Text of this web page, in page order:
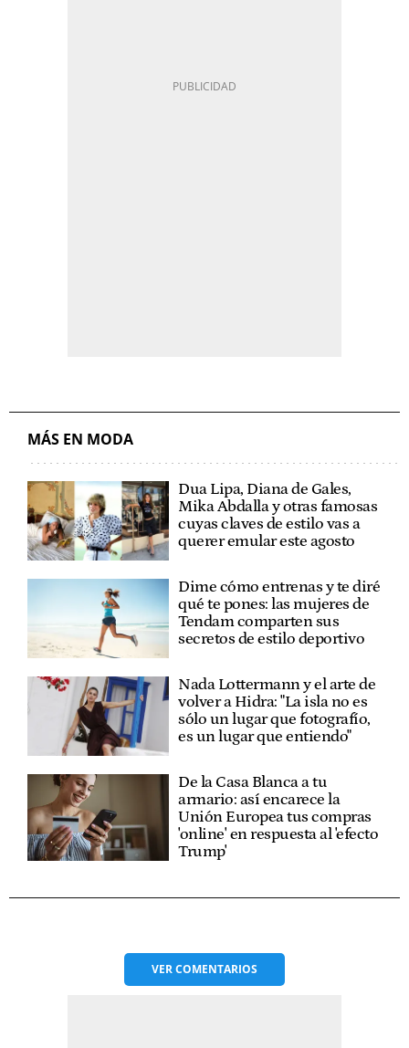
MÁS EN MODA
Dua Lipa, Diana de Gales,
Mika Abdalla y otras famosas
cuyas claves de estilo vas a
querer emular este agosto
Dime cómo entrenas y te diré
qué te pones: las mujeres de
Tendam comparten sus
secretos de estilo deportivo
Nada Lottermann y el arte de
volver a Hidra: "La isla no es
sólo un lugar que fotografío,
es un lugar que entiendo"
De la Casa Blanca a tu
armario: así encarece la
Unión Europea tus compras
'online' en respuesta al 'efecto
Trump'
VERCOMENTARIOS